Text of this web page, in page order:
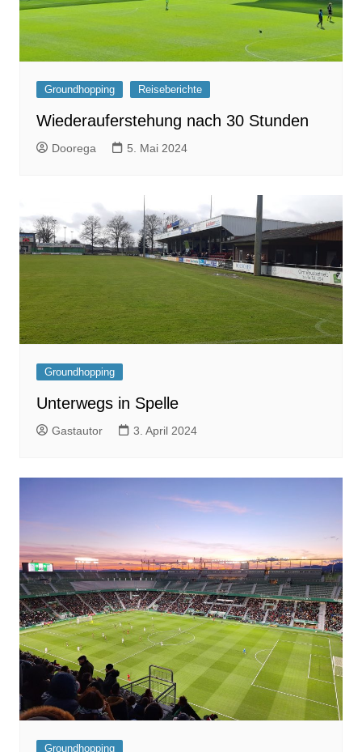
Groundhopping Reiseberichte
Wiederauferstehung nach 30 Stunden
Doorega 5. Mai 2024
Groundhopping
Unterwegs in Spelle
Gastautor 3. April 2024
Groundhopping